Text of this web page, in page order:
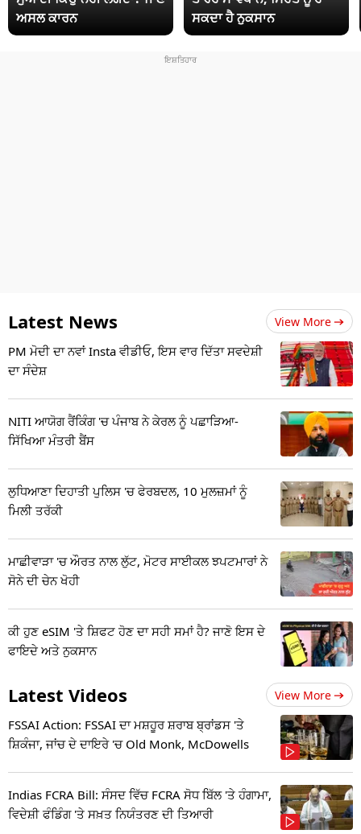
ਅਸਲ ਕਾਰਨ
ਸਕਦਾ ਹੈ ਨੁਕਸਾਨ
Latest News View More
PM ਮੋਦੀ ਦਾ ਨਵਾਂ Insta ਵੀਡੀਓ, ਇਸ ਵਾਰ ਦਿੱਤਾ ਸਵਦੇਸ਼ੀ
ਦਾ ਸੰਦੇਸ਼
NITI ਆਯੋਗ ਰੈਂਕਿੰਗ 'ਚ ਪੰਜਾਬ ਨੇ ਕੇਰਲ ਨੂੰ ਪਛਾੜਿਆ-
ਸਿੱਖਿਆ ਮੰਤਰੀ ਬੈਂਸ
ਲੁਧਿਆਣਾ ਦਿਹਾਤੀ ਪੁਲਿਸ 'ਚ ਫੇਰਬਦਲ, 10 ਮੁਲਜ਼ਮਾਂ ਨੂੰ
ਮਿਲੀ ਤਰੱਕੀ
ਮਾਛੀਵਾੜਾ 'ਚ ਔਰਤ ਨਾਲ ਲੁੱਟ, ਮੋਟਰ ਸਾਈਕਲ ਝਪਟਮਾਰਾਂ ਨੇ
ਸੋਨੇ ਦੀ ਚੇਨ ਖੋਹੀ
ਕੀ ਹੁਣ eSIM 'ਤੇ ਸ਼ਿਫਟ ਹੋਣ ਦਾ ਸਹੀ ਸਮਾਂ ਹੈ? ਜਾਣੋ ਇਸ ਦੇ
ਫਾਇਦੇ ਅਤੇ ਨੁਕਸਾਨ
Latest Videos View More
FSSAI Action: FSSAI ਦਾ ਮਸ਼ਹੂਰ ਸ਼ਰਾਬ ਬ੍ਰਾਂਡਸ 'ਤੇ
ਸ਼ਿਕੰਜਾ, ਜਾਂਚ ਦੇ ਦਾਇਰੇ 'ਚ Old Monk, McDowells
Indias FCRA Bill: ਸੰਸਦ ਵਿੱਚ FCRA ਸੋਧ ਬਿੱਲ 'ਤੇ ਹੰਗਾਮਾ,
ਵਿਦੇਸ਼ੀ ਫੰਡਿੰਗ 'ਤੇ ਸਖ਼ਤ ਨਿਯੰਤਰਣ ਦੀ ਤਿਆਰੀ